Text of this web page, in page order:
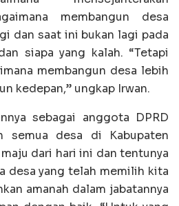
membangun desa
dan saat ini bukan lagi pada
siapa yang kalah. “Tetapi
membangun desa lebih
kedepan,” ungkap Irwan.
sebagai anggota DPRD
semua desa di Kabupaten
dari hari ini dan tentunya
desa yang telah memilih kita
amanah dalam jabatannya